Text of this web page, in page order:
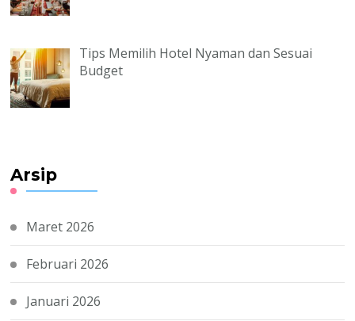
Tips Memilih Hotel Nyaman dan Sesuai
Budget
Arsip
Maret 2026
Februari 2026
Januari 2026